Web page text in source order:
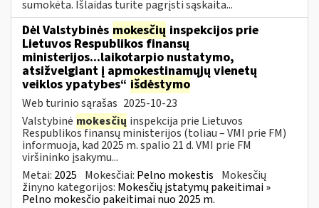
sumokėta. Išlaidas turite pagrįsti sąskaita...
Dėl Valstybinės mokesčių inspekcijos prie
Lietuvos Respublikos finansų
ministerijos...laikotarpio nustatymo,
atsižvelgiant į apmokestinamųjų vienetų
veiklos ypatybes“ išdėstymo
Web turinio sąrašas 2025-10-23
Valstybinė mokesčių inspekcija prie Lietuvos
Respublikos finansų ministerijos (toliau – VMI prie FM)
informuoja, kad 2025 m. spalio 21 d. VMI prie FM
viršininko įsakymu...
Metai: 2025 Mokesčiai: Pelno mokestis Mokesčių
žinyno kategorijos: Mokesčių įstatymų pakeitimai »
Pelno mokesčio pakeitimai nuo 2025 m.